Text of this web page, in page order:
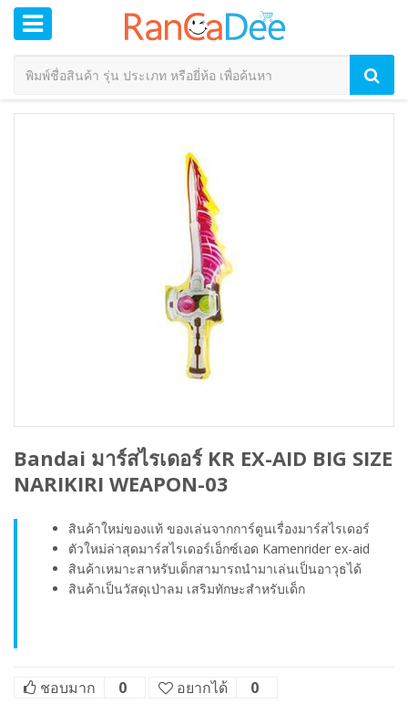
Bandai มาร์สไรเดอร์ KR EX-AID BIG SIZE
NARIKIRI WEAPON-03
สินค้าใหม่ของแท้ ของเล่นจากการ์ตูนเรื่องมาร์สไรเดอร์
ตัวใหม่ล่าสุดมาร์สไรเดอร์เอ็กซ์เอด Kamenrider ex-aid
สินค้าเหมาะสาหรับเด็กสามารถนำมาเล่นเป็นอาวุธได้
สินค้าเป็นวัสดุเป่าลม เสริมทักษะสำหรับเด็ก
ชอบมาก 0 อยากได้ 0